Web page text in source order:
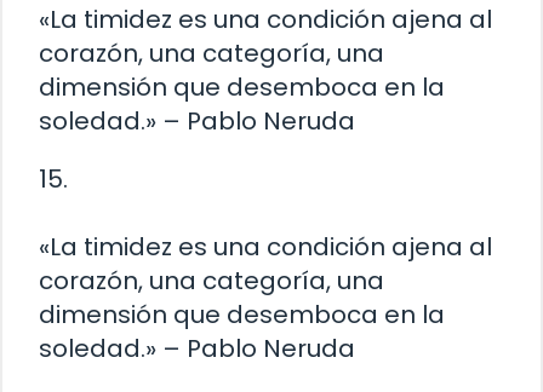
«La timidez es una condición ajena al
corazón, una categoría, una
dimensión que desemboca en la
soledad.» – Pablo Neruda
15.
«La timidez es una condición ajena al
corazón, una categoría, una
dimensión que desemboca en la
soledad.» – Pablo Neruda